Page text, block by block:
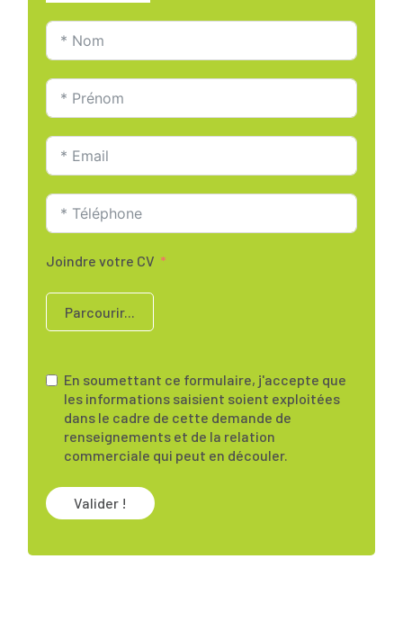
Joindre votre CV
Parcourir...
En soumettant ce formulaire, j'accepte que
les informations saisient soient exploitées
dans le cadre de cette demande de
renseignements et de la relation
commerciale qui peut en découler.
Valider !